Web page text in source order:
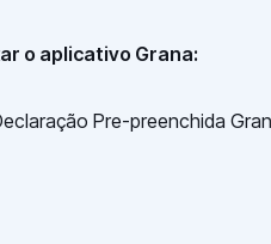
o aplicativo Grana: